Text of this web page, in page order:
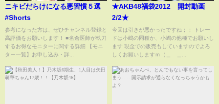
ニキビだらけになる悪習慣５選
#Shorts
参考になった方は、ぜひチャンネル登録と
高評価をお願いします！ ■名倉医師が執刀
するお得なモニターに関する詳細 【モニ
ター一覧】お申し込み・詳...
★AKB48福袋2012 開封動画
2/2★
今回は引きが悪かったですね；； トレー
ドは小嶋の同種か、小嶋の他種でお願いし
ます 現金での販売もしていますのでよろ
しくお願いしますｍ（＿ ＿...